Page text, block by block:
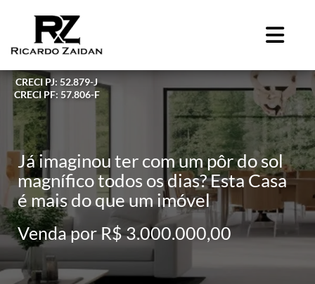
CRECI PJ: 52.879-J
CRECI PF: 57.806-F
Já imaginou ter com um pôr do sol
magnífico todos os dias? Esta Casa
é mais do que um imóvel
Venda por R$ 3.000.000,00